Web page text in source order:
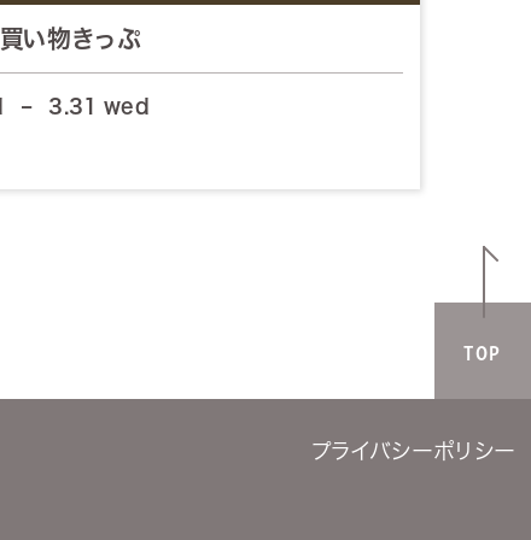
い物きっぷ
–
3.31 wed
TOP
プライバシーポリシー